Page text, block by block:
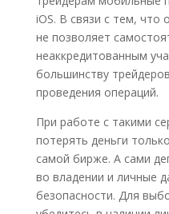
iOS. В связи с тем, что
не позволяет
неаккредитованным
большинству
проведения операций.
При работе с такими
потерять деньги
самой бирже. А сами
во владении и личные
безопасности. Для